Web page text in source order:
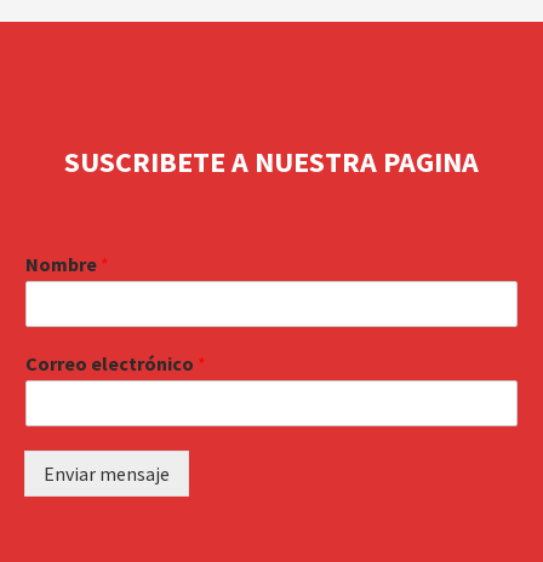
SUSCRIBETE A NUESTRA PAGINA
Nombre *
Correo electrónico *
Enviar mensaje